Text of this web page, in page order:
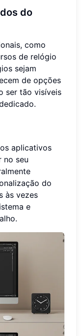
do
como
de relógio
sejam
de opções
ser tão visíveis
aplicativos
no seu
do
às vezes
e